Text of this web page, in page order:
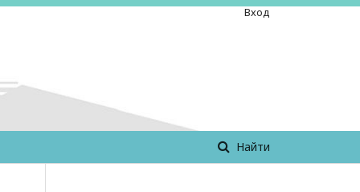
Найти
Вход